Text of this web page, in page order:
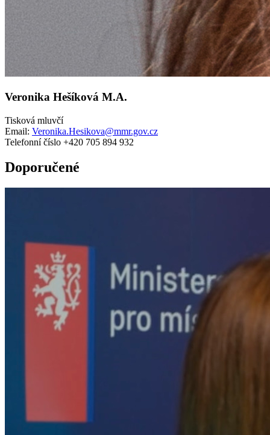
Veronika Hešíková M.A.
Tisková mluvčí
Email: Veronika.Hesikova@mmr.gov.cz
Telefonní číslo +420 705 894 932
Doporučené